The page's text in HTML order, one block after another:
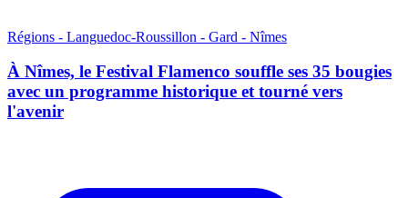
Régions - Languedoc-Roussillon - Gard - Nîmes
À Nîmes, le Festival Flamenco souffle ses 35 bougies
avec un programme historique et tourné vers
l'avenir